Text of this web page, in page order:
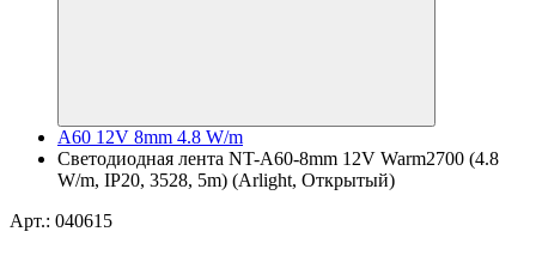
A60 12V 8mm 4.8 W/m
Светодиодная лента NT-A60-8mm 12V Warm2700 (4.8
W/m, IP20, 3528, 5m) (Arlight, Открытый)
Арт.: 040615